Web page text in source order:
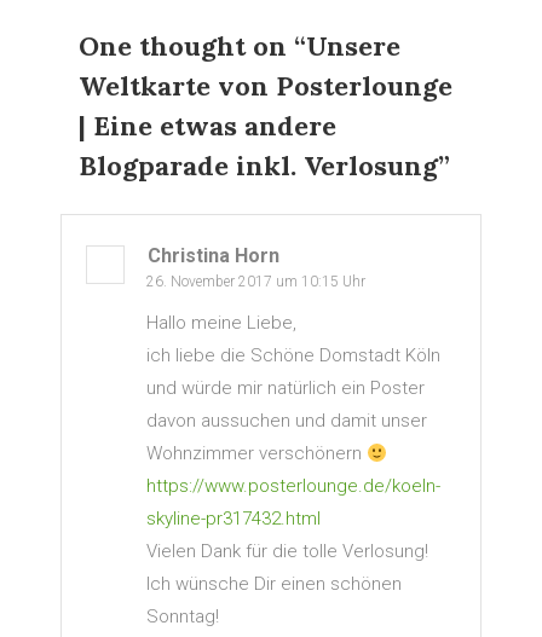
One thought on “Unsere
Weltkarte von Posterlounge
| Eine etwas andere
Blogparade inkl. Verlosung”
Christina Horn
26. November 2017 um 10:15 Uhr
Hallo meine Liebe,
ich liebe die Schöne Domstadt Köln
und würde mir natürlich ein Poster
davon aussuchen und damit unser
Wohnzimmer verschönern
https://www.posterlounge.de/koeln-
skyline-pr317432.html
Vielen Dank für die tolle Verlosung!
Ich wünsche Dir einen schönen
Sonntag!